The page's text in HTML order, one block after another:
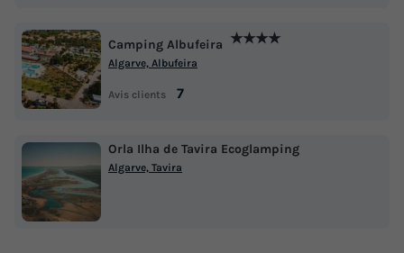
Camping Albufeira ★★★★
Algarve, Albufeira
Avis clients 7
Orla Ilha de Tavira Ecoglamping
Algarve, Tavira